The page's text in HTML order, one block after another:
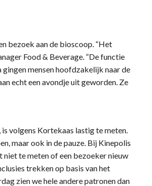
bezoek aan de bioscoop. “Het
Food & Beverage. “De functie
mensen hoofdzakelijk naar de
echt een avondje uit geworden. Ze
volgens Kortekaas lastig te meten.
maar ook in de pauze. Bij Kinepolis
niet te meten of een bezoeker nieuw
trekken op basis van het
zien we hele andere patronen dan